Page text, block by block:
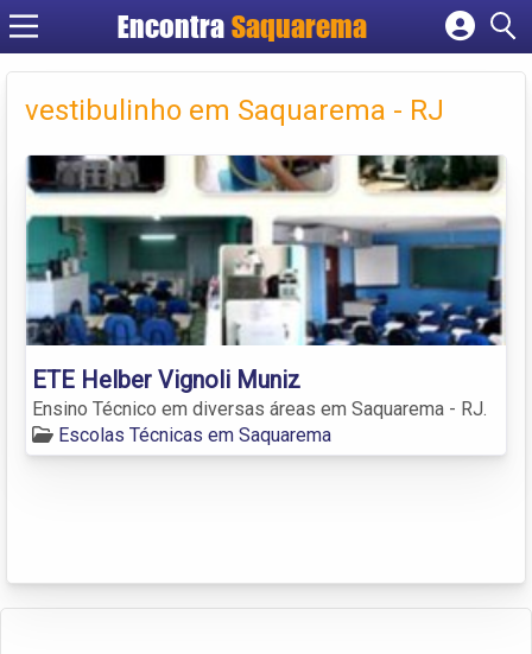
Encontra Saquarema
Cadastrar empresa
Criar conta
vestibulinho em Saquarema - RJ
ETE Helber Vignoli Muniz
Ensino Técnico em diversas áreas em Saquarema - RJ.
Escolas Técnicas em Saquarema